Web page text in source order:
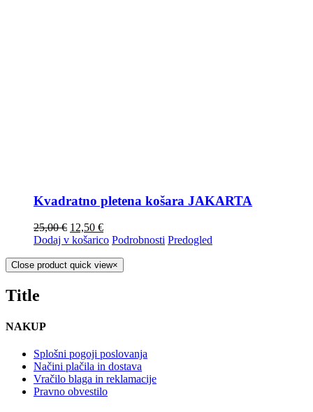
Kvadratno pletena košara JAKARTA
25,00€ 12,50 €
Dodaj v košarico Podrobnosti Predogled
Close product quick view×
Title
NAKUP
Splošni pogoji poslovanja
Načini plačila in dostava
Vračilo blaga in reklamacije
Pravno obvestilo